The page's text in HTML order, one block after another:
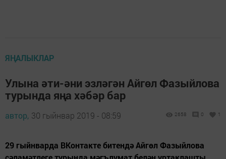
ЯҢАЛЫКЛАР
Улына әти-әни эзләгән Айгөл Фазыйлова
турында яңа хәбәр бар
автор, 30 гыйнвар 2019 - 08:59 2658 0 1
29 гыйнварда ВКонтакте битендә Айгөл Фазыйлова